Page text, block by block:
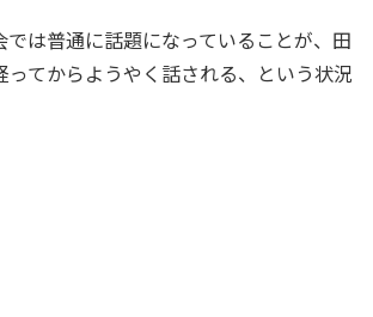
では普通に話題になっていることが、田
ってからようやく話される、という状況